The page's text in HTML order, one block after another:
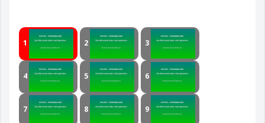
1 2 3
4 5 6
7 8 9